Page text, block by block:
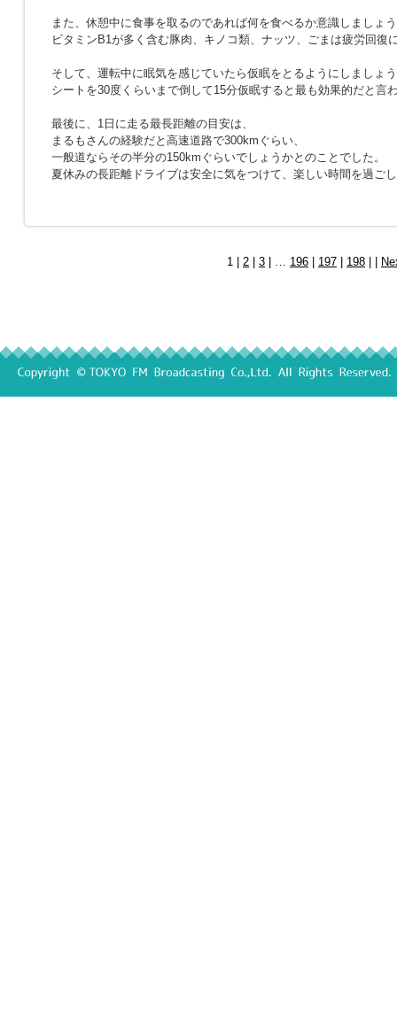
また、休憩中に食事を取るのであれば何を食べるか意識しましょ
ビタミンB1が多く含む豚肉、キノコ類、ナッツ、ごまは疲労回復
そして、運転中に眠気を感じていたら仮眠をとるようにしましょ
シートを30度くらいまで倒して15分仮眠すると最も効果的だと言
最後に、1日に走る最長距離の目安は、
まるもさんの経験だと高速道路で300kmぐらい、
一般道ならその半分の150kmぐらいでしょうかとのことでした。
夏休みの長距離ドライブは安全に気をつけて、楽しい時間を過ご
1 | 2 3 | … 196 197 198